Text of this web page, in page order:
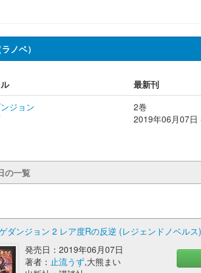
ノベ）
最新刊
ジョン
2巻
2019年06月07日
の一覧
ダンジョン 2 レア度Rの反逆 (レジェンドノベルス)
発売日：2019年06月07日
著者：止流うず,大熊まい